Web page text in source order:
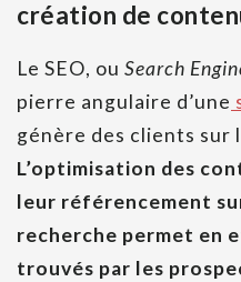
création de
Le SEO, ou Search
pierre angulaire d’une
génère des clients sur
L’optimisation des
leur référencement
recherche permet en
trouvés par les